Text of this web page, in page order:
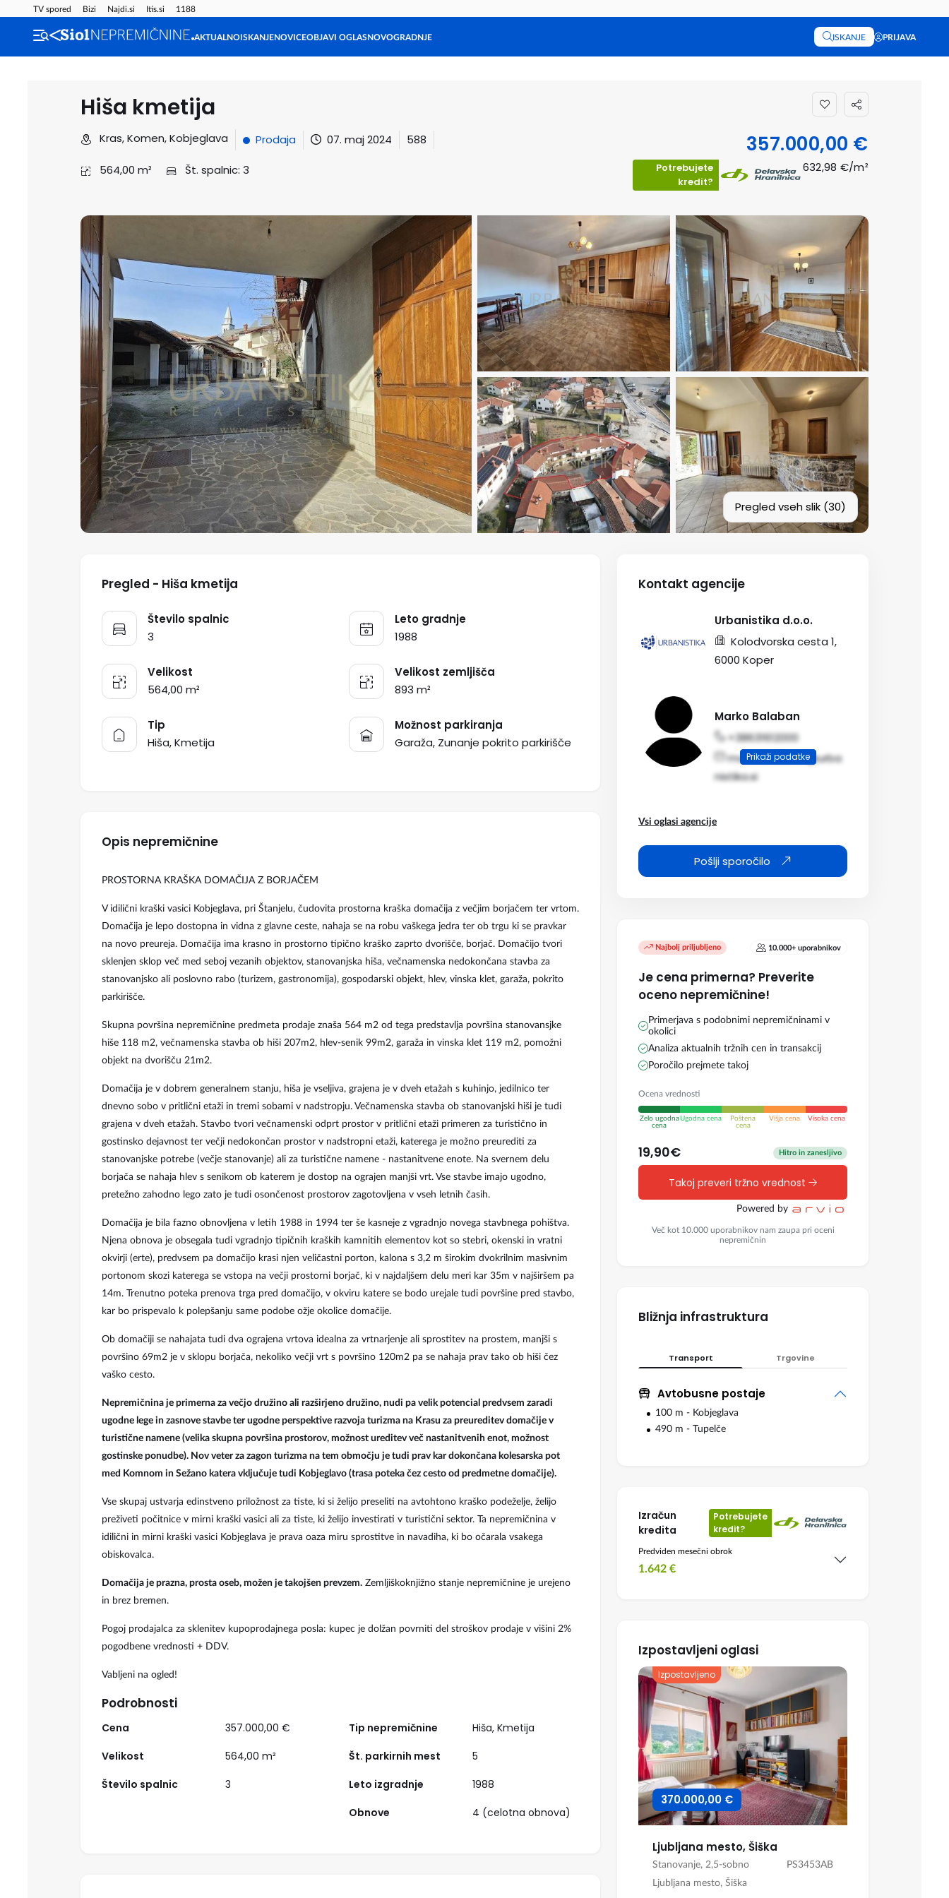
TV spored Bizi Najdi.si Itis.si 1188
AKTUALNOISKANJENOVICEOBJAVI OGLASNOVOGRADNJE ISKANJE PRIJAVA
Hiša kmetija
Kras, Komen, Kobjeglava Prodaja 07. maj 2024 588
564,00 m² Št. spalnic: 3
357.000,00 €
Potrebujete
kredit?
632,98 €/m²
Pregled vseh slik (30)
Pregled - Hiša kmetija
Število spalnic
3
Leto gradnje
1988
Velikost
564,00 m²
Velikost zemljišča
893 m²
Tip
Hiša, Kmetija
Možnost parkiranja
Garaža, Zunanje pokrito parkirišče
Opis nepremičnine
PROSTORNA KRAŠKA DOMAČIJA Z BORJAČEM
V idilični kraški vasici Kobjeglava, pri Štanjelu, čudovita prostorna kraška domačija z večjim borjačem ter vrtom.
Domačija je lepo dostopna in vidna z glavne ceste, nahaja se na robu vaškega jedra ter ob trgu ki se pravkar
na novo preureja. Domačija ima krasno in prostorno tipično kraško zaprto dvorišče, borjač. Domačijo tvori
sklenjen sklop več med seboj vezanih objektov, stanovanjska hiša, večnamenska nedokončana stavba za
stanovanjsko ali poslovno rabo (turizem, gastronomija), gospodarski objekt, hlev, vinska klet, garaža, pokrito
parkirišče.
Skupna površina nepremičnine predmeta prodaje znaša 564 m2 od tega predstavlja površina stanovansjke
hiše 118 m2, večnamenska stavba ob hiši 207m2, hlev-senik 99m2, garaža in vinska klet 119 m2, pomožni
objekt na dvorišču 21m2.
Domačija je v dobrem generalnem stanju, hiša je vseljiva, grajena je v dveh etažah s kuhinjo, jedilnico ter
dnevno sobo v pritlični etaži in tremi sobami v nadstropju. Večnamenska stavba ob stanovanjski hiši je tudi
grajena v dveh etažah. Stavbo tvori večnamenski odprt prostor v pritlični etaži primeren za turistično in
gostinsko dejavnost ter večji nedokončan prostor v nadstropni etaži, katerega je možno preurediti za
stanovanjske potrebe (večje stanovanje) ali za turistične namene - nastanitvene enote. Na svernem delu
borjača se nahaja hlev s senikom ob katerem je dostop na ograjen manjši vrt. Vse stavbe imajo ugodno,
pretežno zahodno lego zato je tudi osončenost prostorov zagotovljena v vseh letnih časih.
Domačija je bila fazno obnovljena v letih 1988 in 1994 ter še kasneje z vgradnjo novega stavbnega pohištva.
Njena obnova je obsegala tudi vgradnjo tipičnih kraških kamnitih elementov kot so stebri, okenski in vratni
okvirji (erte), predvsem pa domačijo krasi njen veličastni porton, kalona s 3,2 m širokim dvokrilnim masivnim
portonom skozi katerega se vstopa na večji prostorni borjač, ki v najdaljšem delu meri kar 35m v najširšem pa
14m. Trenutno poteka prenova trga pred domačijo, v okviru katere se bodo urejale tudi površine pred stavbo,
kar bo prispevalo k polepšanju same podobe ožje okolice domačije.
Ob domačiji se nahajata tudi dva ograjena vrtova idealna za vrtnarjenje ali sprostitev na prostem, manjši s
površino 69m2 je v sklopu borjača, nekoliko večji vrt s površino 120m2 pa se nahaja prav tako ob hiši čez
vaško cesto.
Nepremičnina je primerna za večjo družino ali razširjeno družino, nudi pa velik potencial predvsem zaradi
ugodne lege in zasnove stavbe ter ugodne perspektive razvoja turizma na Krasu za preureditev domačije v
turistične namene (velika skupna površina prostorov, možnost ureditev več nastanitvenih enot, možnost
gostinske ponudbe). Nov veter za zagon turizma na tem območju je tudi prav kar dokončana kolesarska pot
med Komnom in Sežano katera vključuje tudi Kobjeglavo (trasa poteka čez cesto od predmetne domačije).
Vse skupaj ustvarja edinstveno priložnost za tiste, ki si želijo preseliti na avtohtono kraško podeželje, želijo
preživeti počitnice v mirni kraški vasici ali za tiste, ki želijo investirati v turistični sektor. Ta nepremičnina v
idilični in mirni kraški vasici Kobjeglava je prava oaza miru sprostitve in navadiha, ki bo očarala vsakega
obiskovalca.
Domačija je prazna, prosta oseb, možen je takojšen prevzem. Zemljiškoknjižno stanje nepremičnine je urejeno
in brez bremen.
Pogoj prodajalca za sklenitev kupoprodajnega posla: kupec je dolžan povrniti del stroškov prodaje v višini 2%
pogodbene vrednosti + DDV.
Vabljeni na ogled!
Podrobnosti
Cena
357.000,00 €
Velikost
564,00 m²
Število spalnic
3
Tip nepremičnine
Hiša, Kmetija
Št. parkirnih mest
5
Leto izgradnje
1988
Obnove
4 (celotna obnova)
Kontakt agencije
Urbanistika d.o.o.
Kolodvorska cesta 1,
6000 Koper
Marko Balaban
Prikaži podatke
+38631612000
marko.balaban@urba
nistika.si
Vsi oglasi agencije
Pošlji sporočilo
Najbolj priljubljeno 10.000+ uporabnikov
Je cena primerna? Preverite
oceno nepremičnine!
Primerjava s podobnimi nepremičninami v
okolici
Analiza aktualnih tržnih cen in transakcij
Poročilo prejmete takoj
Ocena vrednosti
Zelo ugodna
cena
Ugodna cena
Poštena
cena
Višja cena Visoka cena
19,90€ Hitro in zanesljivo
Takoj preveri tržno vrednost
Powered by
Več kot 10.000 uporabnikov nam zaupa pri oceni
nepremičnin
Bližnja infrastruktura
Transport Trgovine
Avtobusne postaje
100 m - Kobjeglava
490 m - Tupelče
Izračun
kredita
Potrebujete
kredit?
Predviden mesečni obrok
1.642 €
Izpostavljeni oglasi
Izpostavljeno
370.000,00 €
Ljubljana mesto, Šiška
Stanovanje, 2,5-sobno
PS3453AB
Ljubljana mesto, Šiška